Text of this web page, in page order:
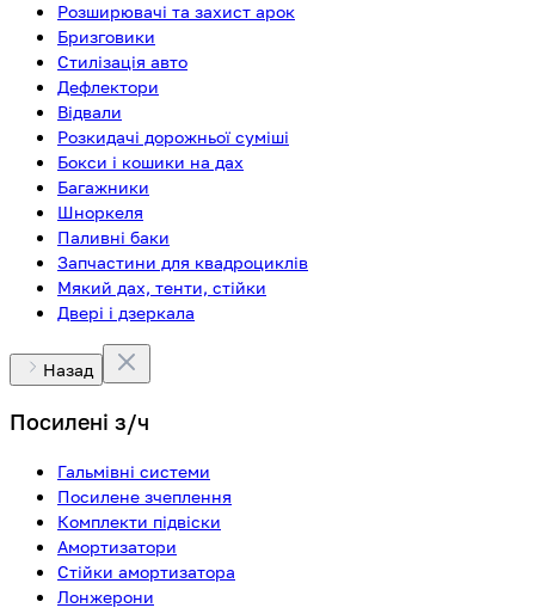
Розширювачі та захист арок
Бризговики
Стилізація авто
Дефлектори
Відвали
Розкидачі дорожньої суміші
Бокси і кошики на дах
Багажники
Шноркеля
Паливні баки
Запчастини для квадроциклів
Мякий дах, тенти, стійки
Двері і дзеркала
Назад
Посилені з/ч
Гальмівні системи
Посилене зчеплення
Комплекти підвіски
Амортизатори
Стійки амортизатора
Лонжерони